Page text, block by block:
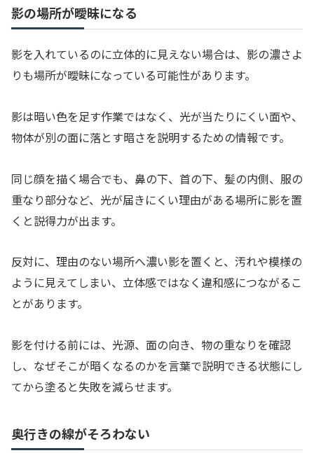
影の場所が曖昧になる
影を入れているのに立体的に見えない場合は、影の濃さよ
りも場所が曖昧になっている可能性があります。
影は暗い色を足す作業ではなく、光が当たりにくい面や、
物体が別の面に落とす暗さを説明するための情報です。
同じ顔を描く場合でも、鼻の下、首の下、髪の内側、服の
重なり部分など、光が届きにくい理由がある場所に影を置
くと説得力が出ます。
反対に、理由のない場所へ濃い影を置くと、汚れや模様の
ように見えてしまい、立体感ではなく違和感につながるこ
とがあります。
影を付ける前には、光源、面の向き、物の重なりを確認
し、なぜそこが暗くなるのかを言葉で説明できる状態にし
てから塗ると失敗を減らせます。
奥行きの線がそろわない